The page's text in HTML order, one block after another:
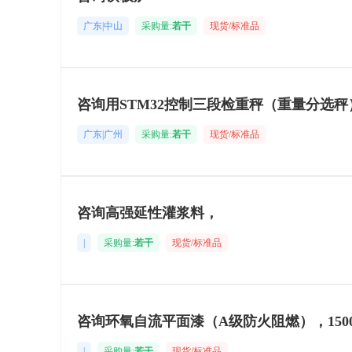
广东|中山 采购量:若干 现货/标准品
咨询用STM32控制三段检重秤（重量分选秤
广东|广州 采购量:若干 现货/标准品
咨询高强延性灌浆料，
采购量:若干 现货/标准品
咨询环氧自流平面漆（A级防火阻燃），